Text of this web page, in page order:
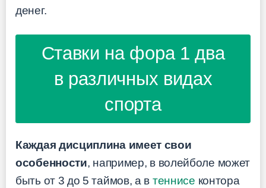
денег.
Ставки на фора 1 два
в различных видах
спорта
Каждая дисциплина имеет свои
особенности, например, в волейболе может
быть от 3 до 5 таймов, а в теннисе контора